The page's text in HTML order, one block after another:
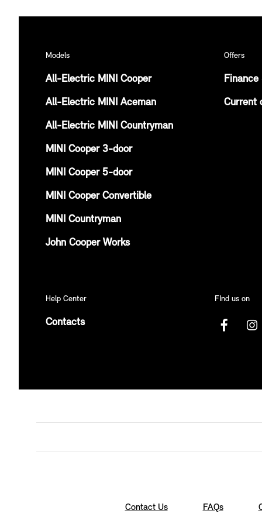
Models
All-Electric MINI Cooper
All-Electric MINI Aceman
All-Electric MINI Countryman
MINI Cooper 3-door
MINI Cooper 5-door
MINI Cooper Convertible
MINI Countryman
John Cooper Works
Offers
Finance
Current
Help Center
Contacts
FInd us on
Contact Us FAQs